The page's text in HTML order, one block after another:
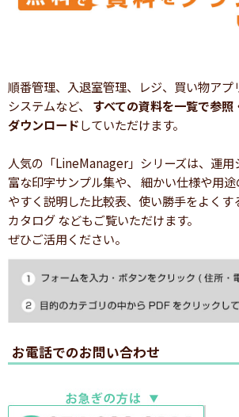
順番管理、入退室管理、レジ、買い物アプ
システムなど、 すべての資料を一覧で参照
ダウンロードしていただけます。
人気の「LineManager」シリーズは、運用
富な印字サンプル集や、 細かい仕様や用
やすく説明した比較表、使い勝手をよくす
カタログ などもご覧いただけます。
ぜひご活用ください。
お電話でのお問い合わせ